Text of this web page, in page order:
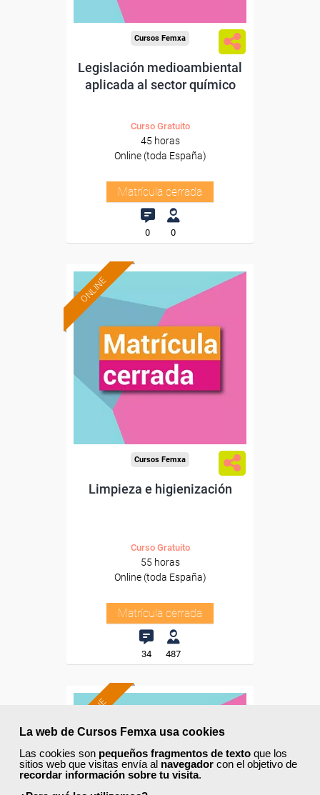
La web de Cursos Femxa usa cookies
Las cookies son pequeños fragmentos de texto que los
sitios web que visitas envía al navegador con el objetivo de
recordar información sobre tu visita.
Cursos Femxa
Legislación medioambiental
aplicada al sector químico
Curso Gratuito
45 horas
Online (toda España)
Matrícula cerrada
0 0
ONLINE
Cursos Femxa
Limpieza e higienización
Curso Gratuito
55 horas
Online (toda España)
Matrícula cerrada
34 487
ONLINE